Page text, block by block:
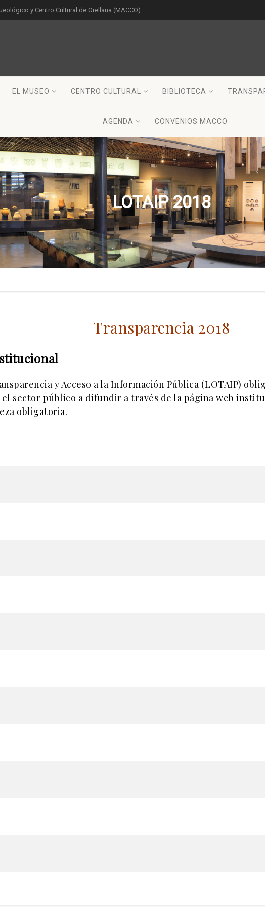
y Centro Cultural de Orellana (MACCO)
EL MUSEO CENTRO CULTURAL BIBLIOTECA
AGENDA CONVENIOS MACCO
LOTAIP 2018
Transparencia 2018
y Acceso a la Información Pública (LOTAIP)
el sector público a difundir a través de la página web
obligatoria.